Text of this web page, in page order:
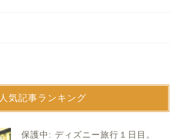
人気記事ランキング
保護中: ディズニー旅行１日目。